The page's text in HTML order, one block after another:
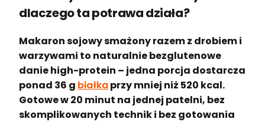
dlaczego ta potrawa działa?
Makaron sojowy smażony razem z drobiem i
warzywami to naturalnie bezglutenowe
danie high-protein – jedna porcja dostarcza
ponad 36 g białkaprzy mniej niż 520 kcal.
Gotowe w 20 minut na jednej patelni, bez
skomplikowanych technik i bez gotowania